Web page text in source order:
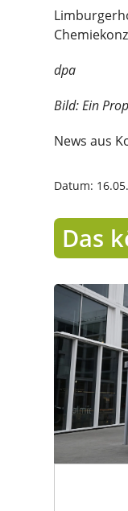
dpa
Bild: Ein
News aus
Datum:
Das